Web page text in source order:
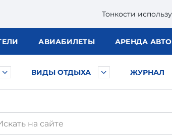
Тонкости
АВИАБИЛЕТЫ АРЕНДА АВТО
ВИДЫ ОТДЫХА ЖУРНАЛ